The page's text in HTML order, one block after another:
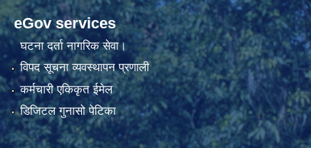
eGov services
घटना दर्ता नागरिक सेवा।
विपद सूचना व्यवस्थापन प्रणाली
कर्मचारी एकिकृत ईमेल
डिजिटल गुनासो पेटिका